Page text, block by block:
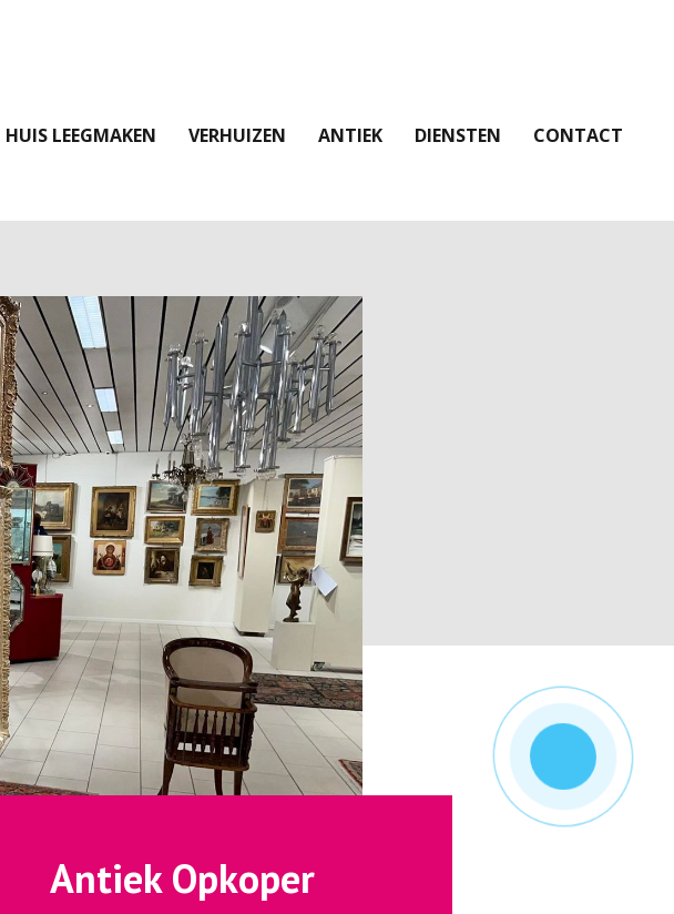
HUIS LEEGMAKEN VERHUIZEN ANTIEK DIENSTEN CONTACT
Antiek Opkoper